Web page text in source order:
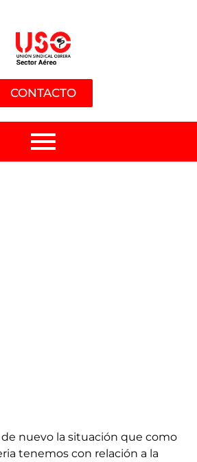
CONTACTO
nuevo la situación que como
tenemos con relación a la